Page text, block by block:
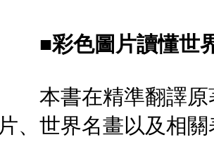
■彩色圖片讀懂世
本書在精準翻譯原
片、世界名畫以及相